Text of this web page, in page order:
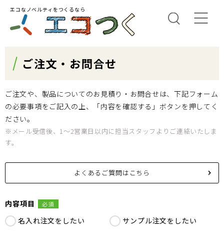
エコなノベルティをつくるなら
ご注文・お問合せ
ご注文や、製品についてのお見積り・お問合せは、下記フォーム
の必要事項をご記入の上、「内容を確認する」ボタンを押してく
ださい。
※メール受信後、1～2営業日以内に担当スタッフよりご連絡いたしま
す。
よくあるご質問はこちら
内容項目 必須
名入れ注文をしたい
サンプル注文をしたい